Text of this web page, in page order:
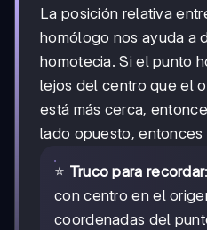
La posición relativa
homólogo nos ayuda a
homotecia. Si el punto
lejos del centro que el
está más cerca,
lado opuesto, entonces
⭐ Truco para recordar
con centro en el
coordenadas del